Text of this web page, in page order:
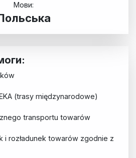
Мови:
(trasy międzynarodowe)
transportu towarów
i rozładunek towarów zgodnie z